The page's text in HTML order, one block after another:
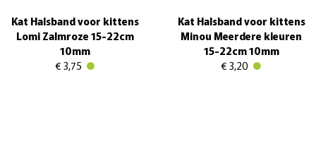
Kat Halsband voor kittens
Lomi Zalmroze 15-22cm
10mm
€ 3,75
Kat Halsband voor kittens
Minou Meerdere kleuren
15-22cm 10mm
€ 3,20